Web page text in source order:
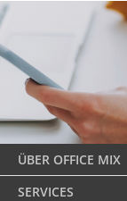
ÜBER OFFICE MIX
SERVICES